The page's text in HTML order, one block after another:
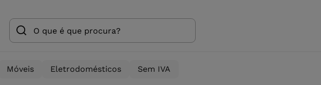
Móveis Eletrodomésticos Sem IVA